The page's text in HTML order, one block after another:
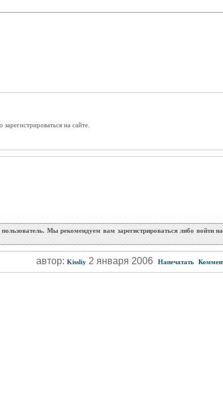
на сайте.
Мы рекомендуем вам зарегистрироваться либо войти
автор: Kissliy2 января 2006 Напечатать